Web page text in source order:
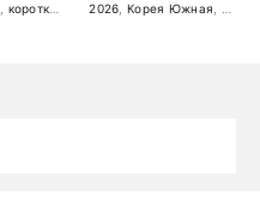
короткометражка ,комедия,драма
2026 Корея Южная